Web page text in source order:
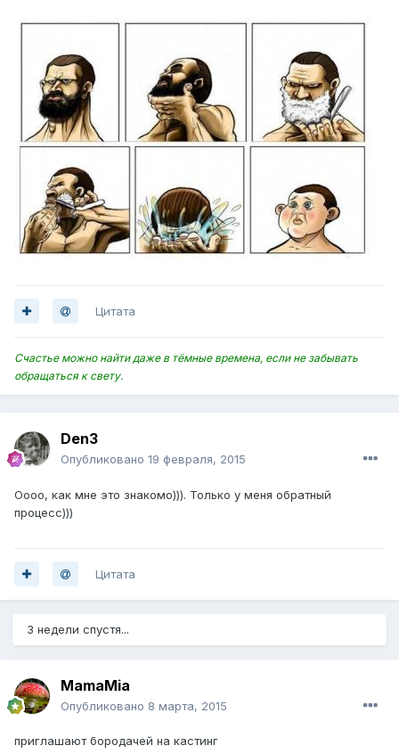
Цитата
Счастье можно найти даже в тёмные времена, если не забывать
обращаться к свету.
Den3
Опубликовано 19 февраля, 2015
Оооо, как мне это знакомо))). Только у меня обратный
процесс)))
Цитата
3 недели спустя...
MamaMia
Опубликовано 8 марта, 2015
приглашают бородачей на кастинг